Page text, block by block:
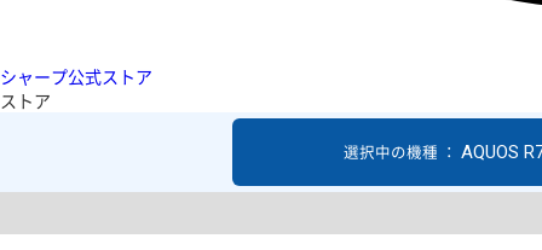
シャープ公式ストア
ストア
選択中の機種 ： AQUOS